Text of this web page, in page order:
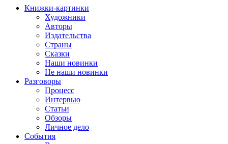
Книжки-картинки
Художники
Авторы
Издательства
Страны
Сказки
Наши новинки
Не наши новинки
Разговоры
Процесс
Интервью
Статьи
Обзоры
Личное дело
События